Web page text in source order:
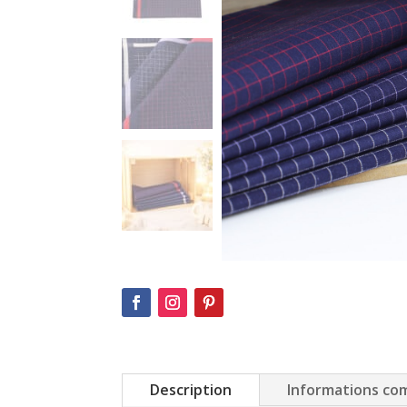
Description Informations